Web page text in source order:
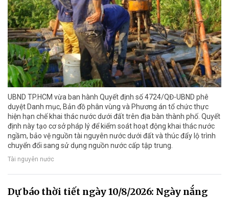
UBND TP.HCM vừa ban hành Quyết định số 4724/QĐ-UBND phê
duyệt Danh mục, Bản đồ phân vùng và Phương án tổ chức thực
hiện hạn chế khai thác nước dưới đất trên địa bàn thành phố. Quyết
định này tạo cơ sở pháp lý để kiểm soát hoạt động khai thác nước
ngầm, bảo vệ nguồn tài nguyên nước dưới đất và thúc đẩy lộ trình
chuyển đổi sang sử dụng nguồn nước cấp tập trung.
Tài nguyên nước
Dự báo thời tiết ngày 10/8/2026: Ngày nắng